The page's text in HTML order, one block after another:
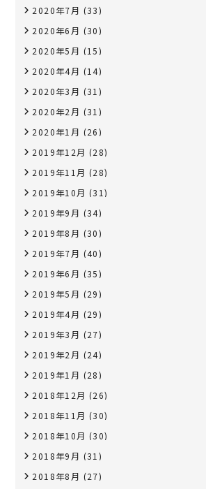
2020年7月 (33)
2020年6月 (30)
2020年5月 (15)
2020年4月 (14)
2020年3月 (31)
2020年2月 (31)
2020年1月 (26)
2019年12月 (28)
2019年11月 (28)
2019年10月 (31)
2019年9月 (34)
2019年8月 (30)
2019年7月 (40)
2019年6月 (35)
2019年5月 (29)
2019年4月 (29)
2019年3月 (27)
2019年2月 (24)
2019年1月 (28)
2018年12月 (26)
2018年11月 (30)
2018年10月 (30)
2018年9月 (31)
2018年8月 (27)